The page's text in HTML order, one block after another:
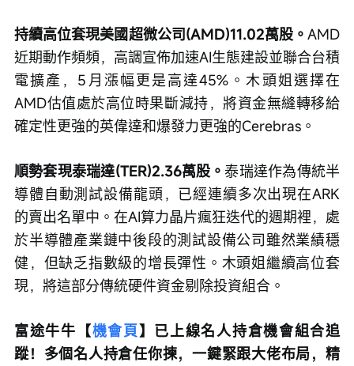
持續高位套現美國超微公司(AMD)11.02萬股。 AMD
近期動作頻頻，高調宣佈加速AI生態建設並聯合台積
電擴產，5月漲幅更是高達45%。木頭姐選擇在
AMD估值處於高位時果斷減持，將資金無縫轉移給
確定性更強的英偉達和爆發力更強的Cerebras。
順勢套現泰瑞達(TER)2.36萬股。泰瑞達作為傳統半
導體自動測試設備龍頭，已經連續多次出現在ARK
的賣出名單中。在AI算力晶片瘋狂迭代的週期裡，處
於半導體產業鏈中後段的測試設備公司雖然業績穩
健，但缺乏指數級的增長彈性。木頭姐繼續高位套
現，將這部分傳統硬件資金剔除投資組合。
富途牛牛【機會頁】已上線名人持倉機會組合追
蹤！多個名人持倉任你揀，一鍵緊跟大佬布局，精